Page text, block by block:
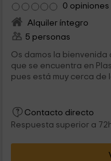
0 opiniones
Alquiler íntegro
5 personas
Os damos la
que se encuentra en
pues está muy cerca de
Contacto directo
Respuesta superior a